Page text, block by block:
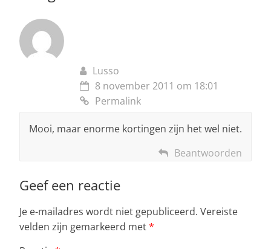
Lusso
8 november 2011 om 18:01
Permalink
Mooi, maar enorme kortingen zijn het wel niet.
Beantwoorden
Geef een reactie
Je e-mailadres wordt niet gepubliceerd. Vereiste
velden zijn gemarkeerd met*